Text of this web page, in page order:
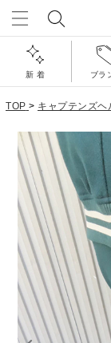
新 着 ブラ
TOP > キャプテンズ